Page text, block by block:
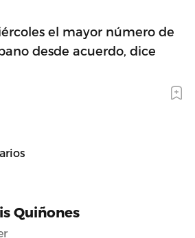
el mayor número de
desde acuerdo, dice
Quiñones